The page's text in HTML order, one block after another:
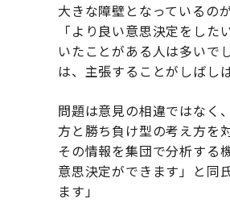
大きな障壁となっているの
「より良い意思決定をし
いたことがある人は多いで
は、主張することがしばし
問題は意見の相違ではなく
方と勝ち負け型の考え方を
その情報を集団で分析する
意思決定ができます」と同
ます」